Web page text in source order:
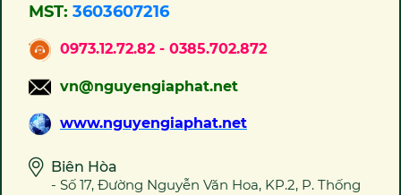
MST: 3603607216
0973.12.72.82 - 0385.702.872
vn@nguyengiaphat.net
www.nguyengiaphat.net
Biên Hòa
- Số 17, Đường Nguyễn Văn Hoa, KP.2, P. Thống